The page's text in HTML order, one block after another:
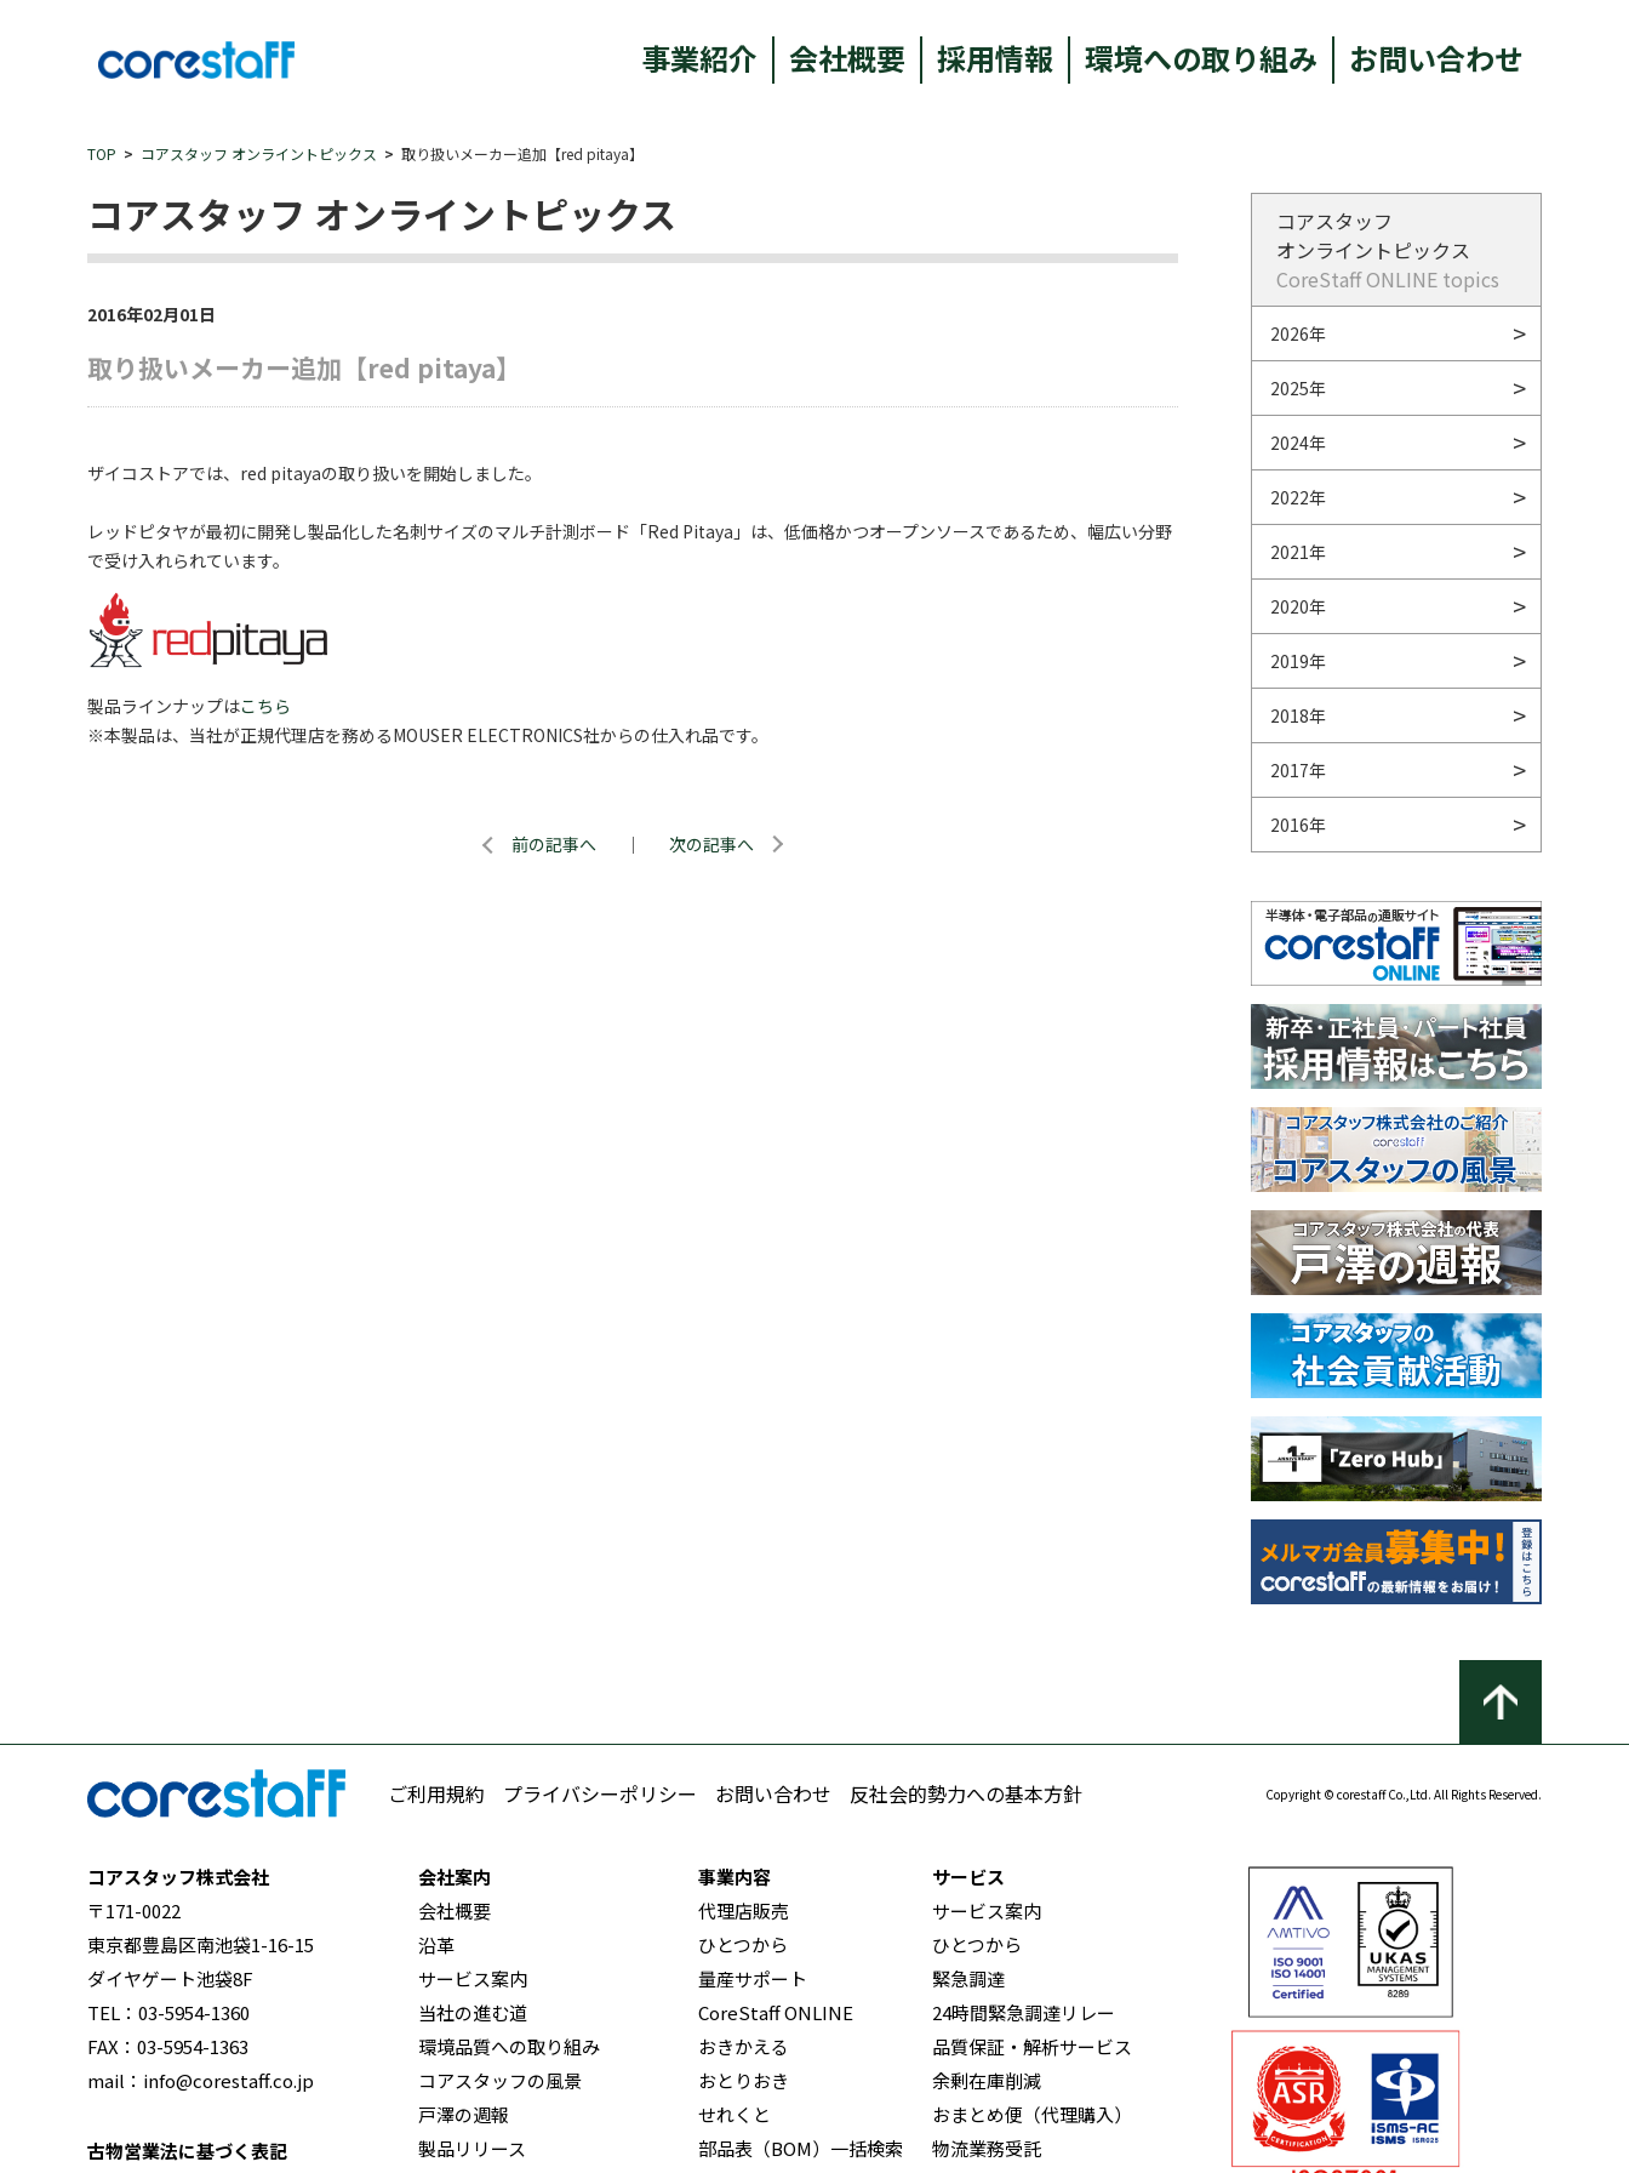
事業紹介 会社概要 採用情報 環境への取り組み お問い合わせ
TOP コアスタッフ オンライントピックス 取り扱いメーカー追加【red pitaya】
コアスタッフ オンライントピックス
2016年02月01日
取り扱いメーカー追加【red pitaya】
ザイコストアでは、red pitayaの取り扱いを開始しました。
レッドピタヤが最初に開発し製品化した名刺サイズのマルチ計測ボード「Red Pitaya」は、低価格かつオープンソースであるため、幅広い分野
で受け入れられています。
製品ラインナップはこちら
※本製品は、当社が正規代理店を務めるMOUSER ELECTRONICS社からの仕入れ品です。
前の記事へ ｜ 次の記事へ
コアスタッフ
オンライントピックス
CoreStaff ONLINE topics
2026年
2025年
2024年
2022年
2021年
2020年
2019年
2018年
2017年
2016年
ご利用規約 プライバシーポリシー お問い合わせ 反社会的勢力への基本方針 Copyright © corestaff Co.,Ltd. All Rights Reserved.
コアスタッフ株式会社
〒171-0022
東京都豊島区南池袋1-16-15
ダイヤゲート池袋8F
TEL：03-5954-1360
FAX：03-5954-1363
mail：info@corestaff.co.jp
古物営業法に基づく表記
会社案内
会社概要
沿革
サービス案内
当社の進む道
環境品質への取り組み
コアスタッフの風景
戸澤の週報
製品リリース
事業内容
代理店販売
ひとつから
量産サポート
CoreStaff ONLINE
おきかえる
おとりおき
せれくと
部品表（BOM）一括検索
サービス
サービス案内
ひとつから
緊急調達
24時間緊急調達リレー
品質保証・解析サービス
余剰在庫削減
おまとめ便（代理購入）
物流業務受託